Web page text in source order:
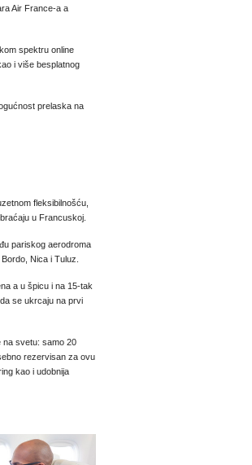
Air France-a a
spektru online
i više besplatnog
prelaska na
fleksibilnošću,
u Francuskoj.
pariskog aerodroma
Nica i Tuluz.
a u špicu i na 15-tak
se ukrcaju na prvi
na svetu: samo 20
rezervisan za ovu
kao i udobnija